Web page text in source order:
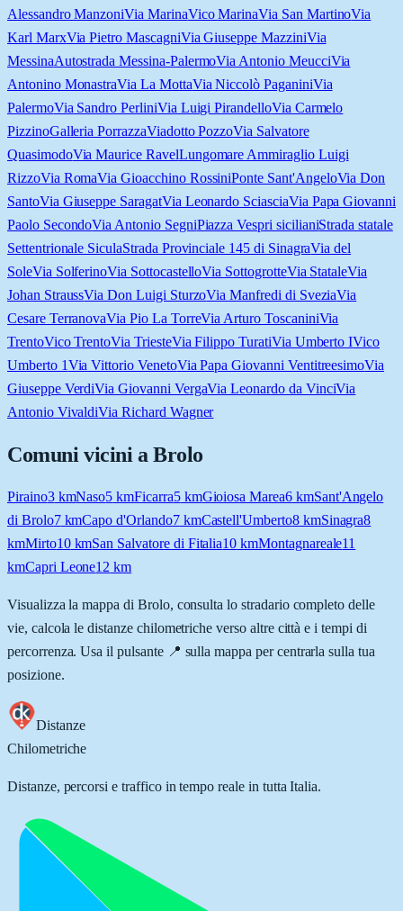
Alessandro ManzoniVia MarinaVico MarinaVia San MartinoVia
Karl MarxVia Pietro MascagniVia Giuseppe MazziniVia
MessinaAutostrada Messina-PalermoVia Antonio MeucciVia
Antonino MonastraVia La MottaVia Niccolò PaganiniVia
PalermoVia Sandro PerliniVia Luigi PirandelloVia Carmelo
PizzinoGalleria PorrazzaViadotto PozzoVia Salvatore
QuasimodoVia Maurice RavelLungomare Ammiraglio Luigi
RizzoVia RomaVia Gioacchino RossiniPonte Sant'AngeloVia Don
SantoVia Giuseppe SaragatVia Leonardo SciasciaVia Papa Giovanni
Paolo SecondoVia Antonio SegniPiazza Vespri sicilianiStrada statale
Settentrionale SiculaStrada Provinciale 145 di SinagraVia del
SoleVia SolferinoVia SottocastelloVia SottogrotteVia StataleVia
Johan StraussVia Don Luigi SturzoVia Manfredi di SveziaVia
Cesare TerranovaVia Pio La TorreVia Arturo ToscaniniVia
TrentoVico TrentoVia TriesteVia Filippo TuratiVia Umberto IVico
Umberto 1Via Vittorio VenetoVia Papa Giovanni VentitreesimoVia
Giuseppe VerdiVia Giovanni VergaVia Leonardo da VinciVia
Antonio VivaldiVia Richard Wagner
Comuni vicini aBrolo
Piraino3kmNaso5 kmFicarra5kmGioiosa Marea6kmSant'Angelo
di Brolo7kmCapo d'Orlando7kmCastell'Umberto8kmSinagra8
kmMirto10kmSan Salvatore di Fitalia10 kmMontagnareale11
kmCapri Leone12 km
Visualizza la mappa di Brolo, consulta lo stradario completo delle
vie, calcola le distanze chilometriche verso altre città e i tempi di
percorrenza. Usa il pulsante 📍 sulla mappa per centrarla sulla tua
posizione.
Distanze
Chilometriche
Distanze, percorsi e traffico in tempo reale in tutta Italia.